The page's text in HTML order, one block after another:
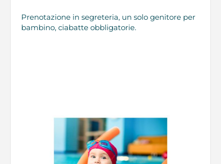
Prenotazione in segreteria, un solo genitore per
bambino, ciabatte obbligatorie.